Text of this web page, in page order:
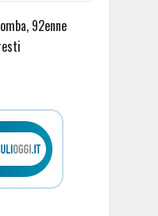
92enne